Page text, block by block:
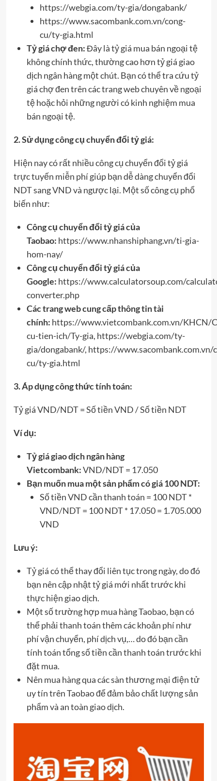
https://webgia.com/ty-gia/dongabank/
https://www.sacombank.com.vn/cong-
cu/ty-gia.html
Tỷ giá chợ đen:Đây là tỷ giá mua bán ngoại tệ
không chính thức, thường cao hơn tỷ giá giao
dịch ngân hàng một chút. Bạn có thể tra cứu tỷ
giá chợ đen trên các trang web chuyên về ngoại
tệ hoặc hỏi những người có kinh nghiệm mua
bán ngoại tệ.
2. Sử dụng công cụ chuyển đổi tỷ giá:
Hiện nay có rất nhiều công cụ chuyển đổi tỷ giá
trực tuyến miễn phí giúp bạn dễ dàng chuyển đổi
NDT sang VND và ngược lại. Một số công cụ phổ
biến như:
Công cụ chuyển đổi tỷ giá của
Taobao: https://www.nhanshiphang.vn/ti-gia-
hom-nay/
Công cụ chuyển đổi tỷ giá của
Google: https://www.calculatorsoup.com/
converter.php
Các trang web cung cấp thông tin tài
chính: https://www.vietcombank.com.vn/KHCN/
cu-tien-ich/Ty-gia, https://webgia.com/ty-
gia/dongabank/, https://www.sacombank.com.vn/
cu/ty-gia.html
3. Áp dụng công thức tính toán:
Tỷ giá VND/NDT = Số tiền VND / Số tiền NDT
Ví dụ:
Tỷ giá giao dịch ngân hàng
Vietcombank:VND/NDT = 17.050
Bạn muốn mua một sản phẩm có giá 100 NDT:
Số tiền VND cần thanh toán = 100 NDT *
VND/NDT = 100 NDT * 17.050 = 1.705.000
VND
Lưu ý:
Tỷ giá có thể thay đổi liên tục trong ngày, do đó
bạn nên cập nhật tỷ giá mới nhất trước khi
thực hiện giao dịch.
Một số trường hợp mua hàng Taobao, bạn có
thể phải thanh toán thêm các khoản phí như
phí vận chuyển, phí dịch vụ,… do đó bạn cần
tính toán tổng số tiền cần thanh toán trước khi
đặt mua.
Nên mua hàng qua các sàn thương mại điện tử
uy tín trên Taobao để đảm bảo chất lượng sản
phẩm và an toàn giao dịch.